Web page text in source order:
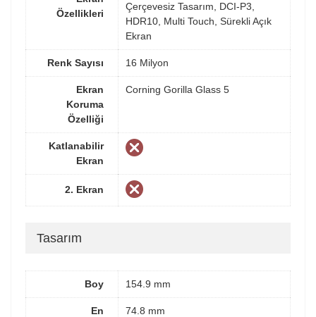
Özellikleri
Çerçevesiz Tasarım, DCI-P3,
HDR10, Multi Touch, Sürekli Açık
Ekran
Renk Sayısı 16 Milyon
Ekran
Koruma
Özelliği
Corning Gorilla Glass 5
Katlanabilir
Ekran
2. Ekran
Tasarım
Boy 154.9 mm
En 74.8 mm